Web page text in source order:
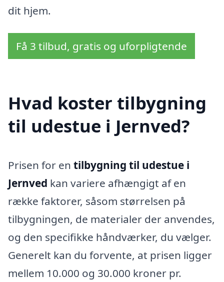
dit hjem.
Få 3 tilbud, gratis og uforpligtende
Hvad koster tilbygning
til udestue i Jernved?
Prisen for en tilbygning til udestue i
Jernved kan variere afhængigt af en
række faktorer, såsom størrelsen på
tilbygningen, de materialer der anvendes,
og den specifikke håndværker, du vælger.
Generelt kan du forvente, at prisen ligger
mellem 10.000 og 30.000 kroner pr.